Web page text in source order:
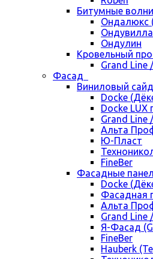
Битумные
Ондалюкс
Ондувилла
Ондулин
Кровельный
Grand Line
Фасад
Виниловый
Docke
Docke LUX
Grand Line
Альта
Ю-Пласт
FineBer
Фасадные
Docke
Фасадная
Альта
Grand Line
Я-Фасад
FineBer
Hauberk